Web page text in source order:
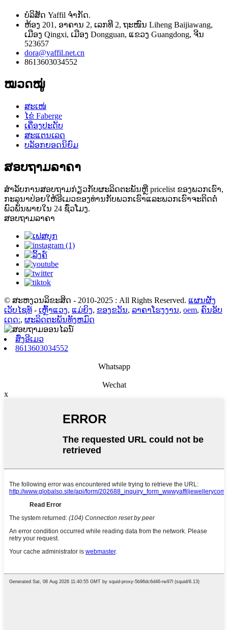
ບໍລິສັດ Yaffil ຈໍາກັດ.
ຫ້ອງ 201, ອາຄານ 2, ເລກທີ 2, ຖະໜົນ Liheng Baijiawang,
ເມືອງ Qingxi, ເມືອງ Dongguan, ແຂວງ Guangdong, ຈີນ
523657
dora@yaffil.net.cn
8613603034552
ໝວດໝູ່
ສະເໜ່
ໄຂ່ Faberge
ເຄື່ອງປະດັບ
ສະແຕນເລດ
ບລັອກຍອດນິຍົມ
ສອບຖາມລາຄາ
ສໍາ​ລັບ​ການ​ສອບ​ຖາມ​ກ່ຽວ​ກັບ​ຜະ​ລິດ​ຕະ​ພັນ​ຫຼື pricelist ຂອງ​ພວກ​ເຮົາ​,
ກະ​ລຸ​ນາ​ປ່ອຍ​ໃຫ້​ອີ​ເມວ​ຂອງ​ທ່ານ​ກັບ​ພວກ​ເຮົາ​ແລະ​ພວກ​ເຮົາ​ຈະ​ຕິດ​ຕໍ່​
ພົວ​ພັນ​ພາຍ​ໃນ 24 ຊົ່ວ​ໂມງ​.
ສອບຖາມລາຄາ
© ສະຫງວນລິຂະສິດ - 2010-2025 : All Rights Reserved. ແຜນຜັງ
ເວັບໄຊທ໌ - ເຫຼົ້າແວງ, ແມ່ຍິງ, ຂອງຂວັນ, ລາຄາໂຮງງານ, oem, ຄົນອັບ
ເດດ:, ຜະລິດຕະພັນທັງຫມົດ
ສົ່ງອີເມວ
8613603034552
Whatsapp
Wechat
x